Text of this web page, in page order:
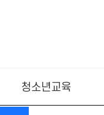
청소년교육